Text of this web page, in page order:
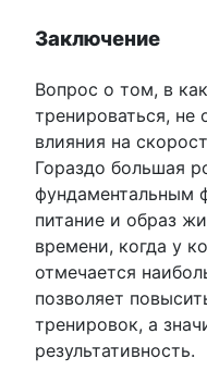
Заключение
Вопрос о том, в
тренироваться, не
влияния на
Гораздо большая
фундаментальным
питание и образ
времени, когда у
отмечается
позволяет
тренировок, а
результативность.